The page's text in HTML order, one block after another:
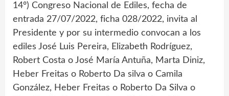
14º) Congreso Nacional de Ediles, fecha de
entrada 27/07/2022, ficha 028/2022, invita al
Presidente y por su intermedio convocan a los
ediles José Luis Pereira, Elizabeth Rodríguez,
Robert Costa o José María Antuña, Marta Diniz,
Heber Freitas o Roberto Da silva o Camila
González, Heber Freitas o Roberto Da Silva o